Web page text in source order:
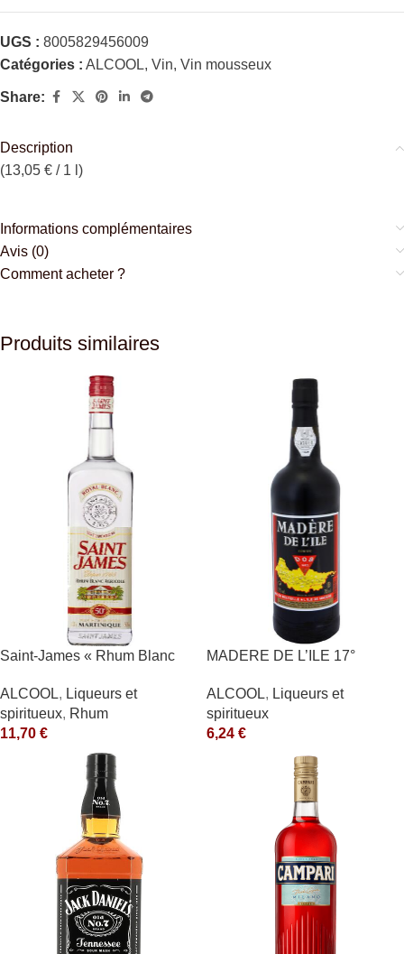
UGS : 8005829456009
Catégories : ALCOOL, Vin, Vin mousseux
Share:
Description
(13,05 € / 1 l)
Informations complémentaires
Avis (0)
Comment acheter ?
Produits similaires
Saint-James « Rhum Blanc
ALCOOL, Liqueurs et
spiritueux, Rhum
11,70 €
MADERE DE L’ILE 17°
ALCOOL, Liqueurs et
spiritueux
6,24 €